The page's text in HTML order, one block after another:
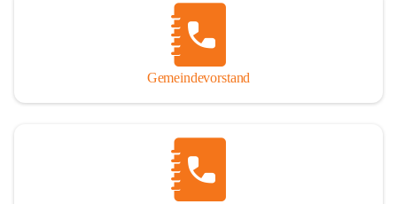
Gemeindevorstand